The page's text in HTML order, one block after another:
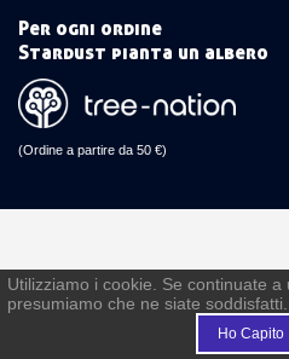
Per ogni ordine
Stardust pianta un albero
(Ordine a partire da 50 €)
Utilizziamo i cookie. Se continuate a
presumiamo che ne siate
Ho Capito